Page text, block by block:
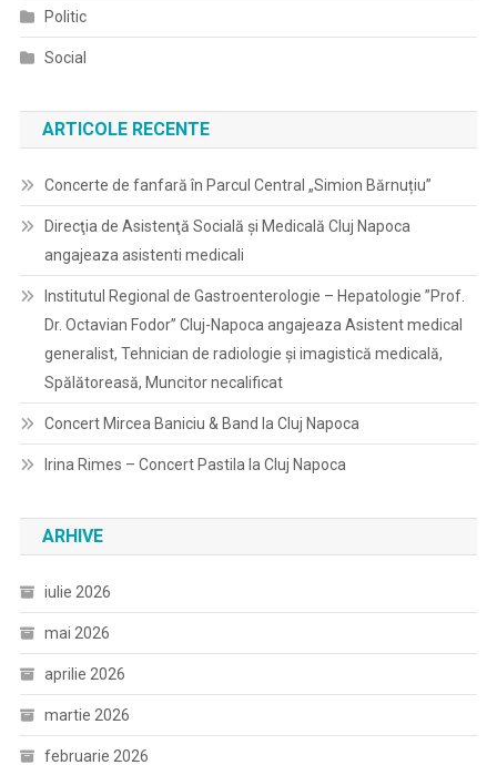
Politic
Social
ARTICOLE RECENTE
Concerte de fanfară în Parcul Central „Simion Bărnuțiu”
Direcţia de Asistenţă Socială şi Medicală Cluj Napoca
angajeaza asistenti medicali
Institutul Regional de Gastroenterologie – Hepatologie ”Prof.
Dr. Octavian Fodor” Cluj-Napoca angajeaza Asistent medical
generalist, Tehnician de radiologie și imagistică medicală,
Spălătoreasă, Muncitor necalificat
Concert Mircea Baniciu & Band la Cluj Napoca
Irina Rimes – Concert Pastila la Cluj Napoca
ARHIVE
iulie 2026
mai 2026
aprilie 2026
martie 2026
februarie 2026